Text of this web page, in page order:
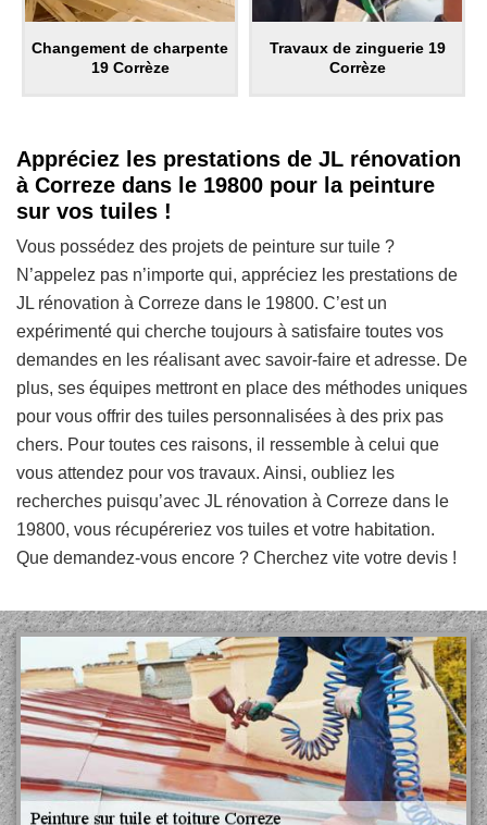
Changement de charpente
19 Corrèze
Travaux de zinguerie 19
Corrèze
Appréciez les prestations de JL rénovation
à Correze dans le 19800 pour la peinture
sur vos tuiles !
Vous possédez des projets de peinture sur tuile ?
N’appelez pas n’importe qui, appréciez les prestations de
JL rénovation à Correze dans le 19800. C’est un
expérimenté qui cherche toujours à satisfaire toutes vos
demandes en les réalisant avec savoir-faire et adresse. De
plus, ses équipes mettront en place des méthodes uniques
pour vous offrir des tuiles personnalisées à des prix pas
chers. Pour toutes ces raisons, il ressemble à celui que
vous attendez pour vos travaux. Ainsi, oubliez les
recherches puisqu’avec JL rénovation à Correze dans le
19800, vous récupéreriez vos tuiles et votre habitation.
Que demandez-vous encore ? Cherchez vite votre devis !